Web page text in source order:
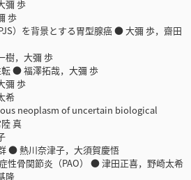
彌 歩
歩
）を背景とする胃型腺癌 ● 大彌 歩，齋田
樹，大彌 歩
● 福澤拓哉，大彌 歩
彌 歩
希
neoplasm of uncertain biological
真
● 熱川奈津子，大須賀慶悟
性骨関節炎（PAO） ● 津田正喜，野崎太希
隆